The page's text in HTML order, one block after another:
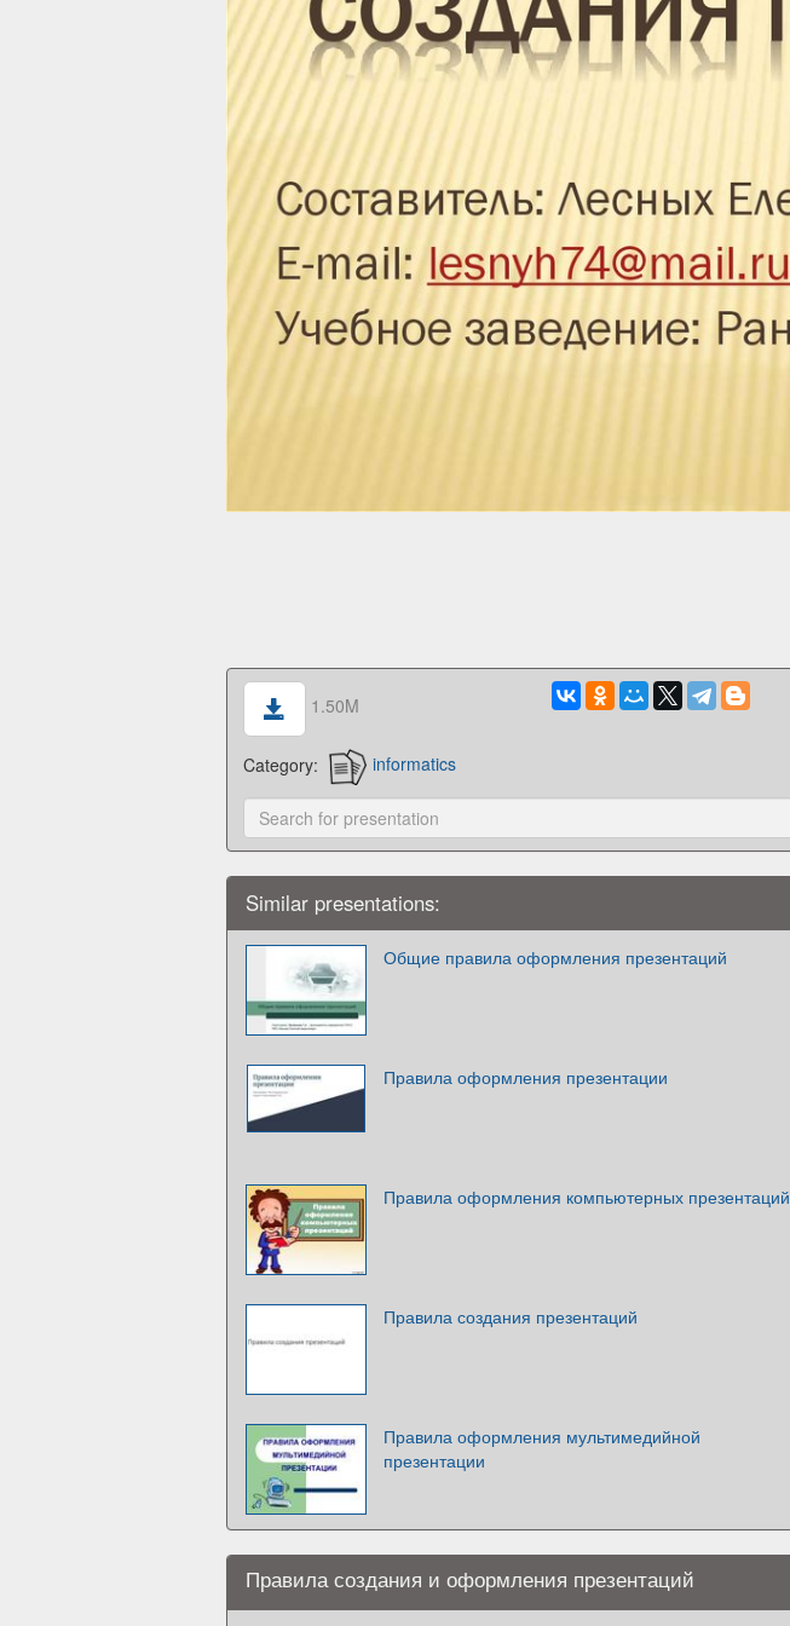
1.50M
Category: informatics
Similar presentations:
Общие правила оформления презентаций
Правила оформления презентации
Правила оформления компьютерных презентаций
Правила создания презентаций
Правила оформления мультимедийной
презентации
Правила создания и оформления презентаций